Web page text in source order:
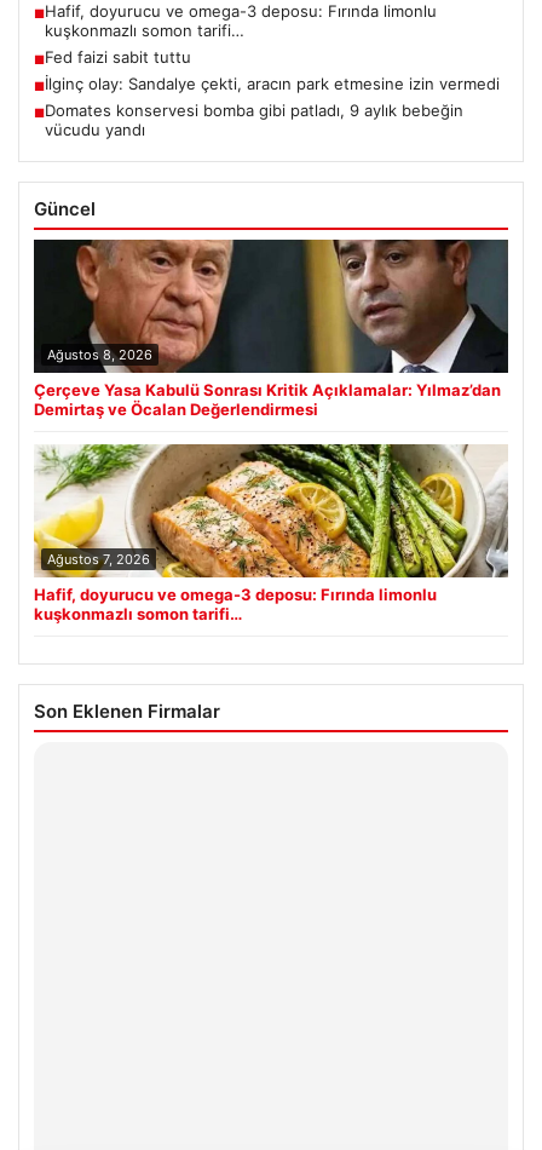
■Hafif, doyurucu ve omega-3 deposu: Fırında limonlu
kuşkonmazlı somon tarifi…
■Fed faizi sabit tuttu
■İlginç olay: Sandalye çekti, aracın park etmesine izin vermedi
■Domates konservesi bomba gibi patladı, 9 aylık bebeğin
vücudu yandı
Güncel
Ağustos 8, 2026
Çerçeve Yasa Kabulü Sonrası Kritik Açıklamalar: Yılmaz’dan
Demirtaş ve Öcalan Değerlendirmesi
Ağustos 7, 2026
Hafif, doyurucu ve omega-3 deposu: Fırında limonlu
kuşkonmazlı somon tarifi…
Son Eklenen Firmalar